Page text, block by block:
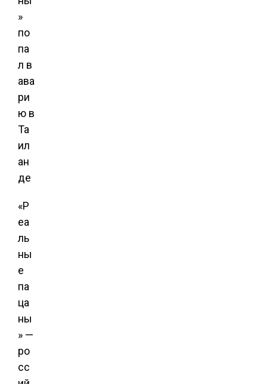
«Р
еа
ль
ны
е
па
ца
ны
» —
ро
сс